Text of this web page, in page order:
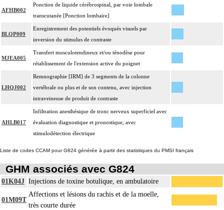
AFHB002
Ponction de liquide cérébrospinal, par voie lombale
transcutanée [Ponction lombaire]
BLQP009
Enregistrement des potentiels évoqués visuels par
inversion du stimulus de contraste
MJEA005
Transfert musculotendineux et/ou ténodèse pour
rétablissement de l'extension active du poignet
LHQJ002
Remnographie [IRM] de 3 segments de la colonne
vertébrale ou plus et de son contenu, avec injection
intraveineuse de produit de contraste
AHLB017
Infiltration anesthésique de tronc nerveux superficiel avec
évaluation diagnostique et pronostique, avec
stimulodétection électrique
Liste de codes CCAM pour G824 générée à partir des statistiques du PMSI français
GHM associés avec G824
01K04J Injections de toxine botulique, en ambulatoire
01M09T
Affections et lésions du rachis et de la moelle,
très courte durée